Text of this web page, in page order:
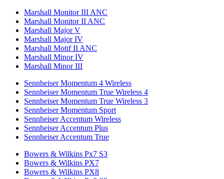
Marshall Monitor III ANC
Marshall Monitor II ANC
Marshall Major V
Marshall Major IV
Marshall Motif II ANC
Marshall Minor IV
Marshall Minor III
Sennheiser Momentum 4 Wireless
Sennheiser Momentum True Wireless 4
Sennheiser Momentum True Wireless 3
Sennheiser Momentum Sport
Sennheiser Accentum Wireless
Sennheiser Accentum Plus
Sennheiser Accentum True
Bowers & Wilkins Px7 S3
Bowers & Wilkins PX7
Bowers & Wilkins PX8